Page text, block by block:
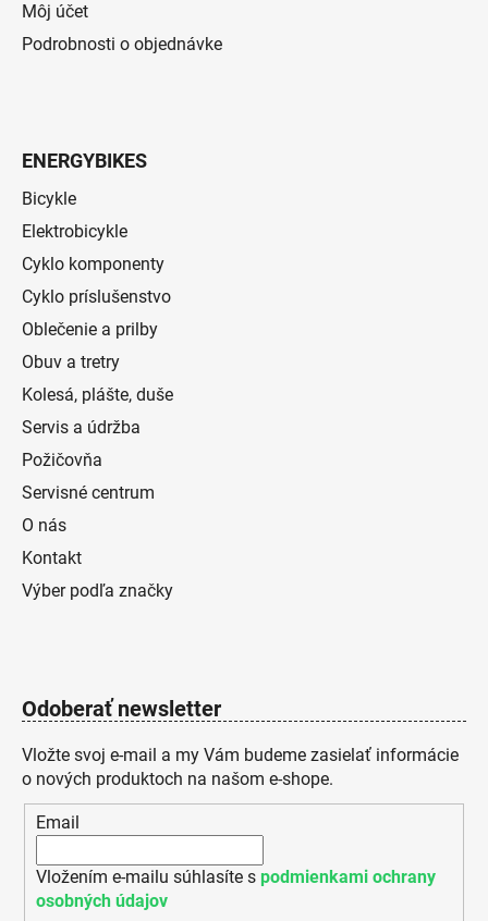
Môj účet
Podrobnosti o objednávke
ENERGYBIKES
Bicykle
Elektrobicykle
Cyklo komponenty
Cyklo príslušenstvo
Oblečenie a prilby
Obuv a tretry
Kolesá, plášte, duše
Servis a údržba
Požičovňa
Servisné centrum
O nás
Kontakt
Výber podľa značky
Odoberať newsletter
Vložte svoj e-mail a my Vám budeme zasielať informácie
o nových produktoch na našom e-shope.
Email
Vložením e-mailu súhlasíte s podmienkami ochrany
osobných údajov